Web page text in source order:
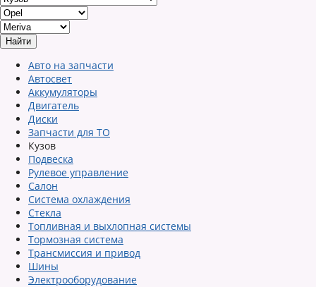
Авто на запчасти
Автосвет
Аккумуляторы
Двигатель
Диски
Запчасти для ТО
Кузов
Подвеска
Рулевое управление
Салон
Система охлаждения
Стекла
Топливная и выхлопная системы
Тормозная система
Трансмиссия и привод
Шины
Электрооборудование